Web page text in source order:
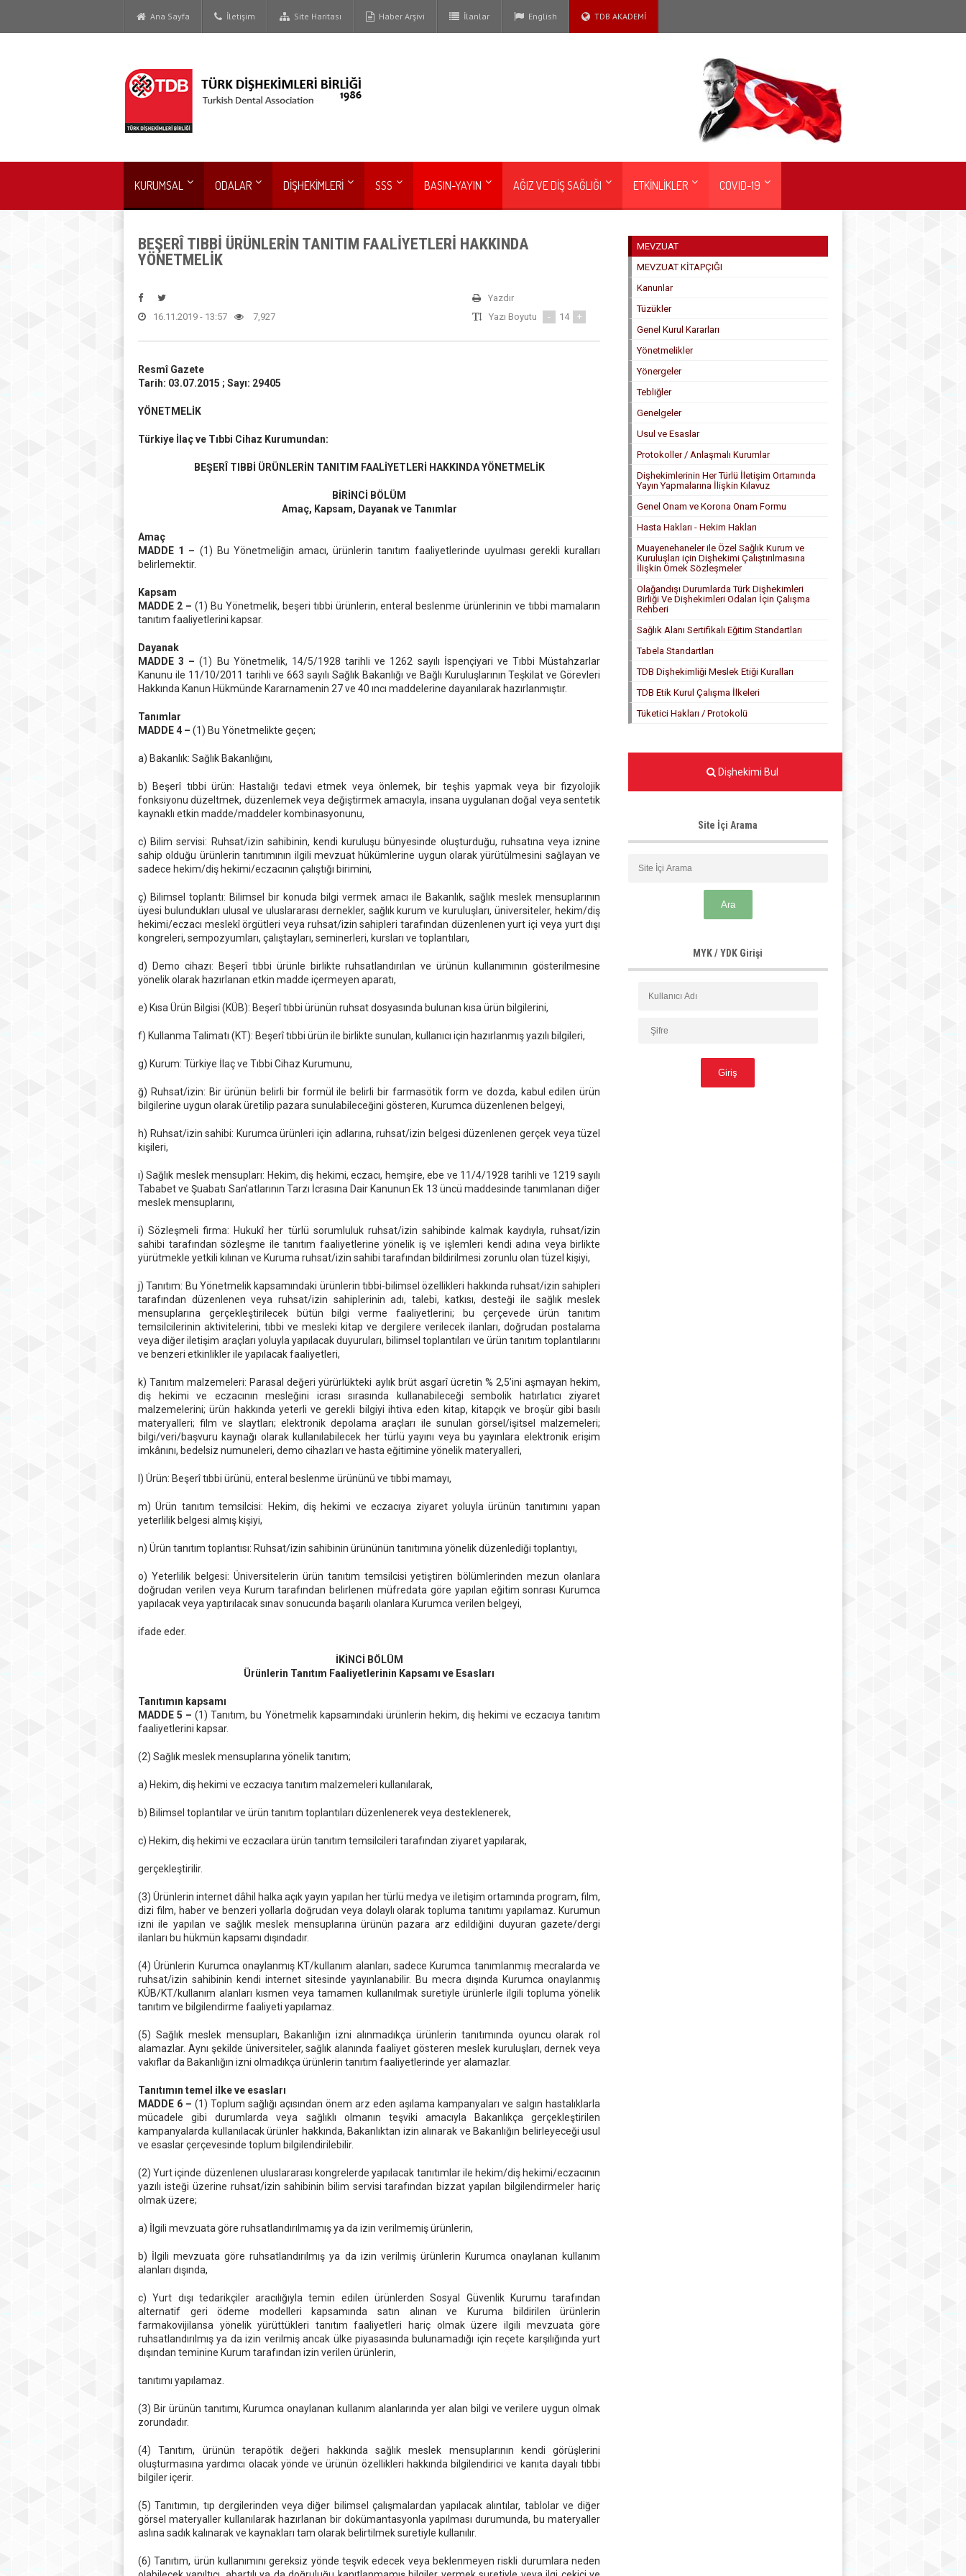
Ana Sayfa İletişim Site Haritası Haber Arşivi İlanlar English TDB AKADEMİ
KURUMSAL ODALAR DİŞHEKİMLERİ SSS BASIN-YAYIN AĞIZ VE DİŞ SAĞLIĞI ETKİNLİKLER COVID-19
BEŞERÎ TIBBİ ÜRÜNLERİN TANITIM FAALİYETLERİ HAKKINDA
YÖNETMELİK
Yazdır
Yazı Boyutu
- 14 +
16.11.2019 - 13:57 7,927
Resmî Gazete
Tarih: 03.07.2015 ; Sayı: 29405
YÖNETMELİK
Türkiye İlaç ve Tıbbi Cihaz Kurumundan:
BEŞERÎ TIBBİ ÜRÜNLERİN TANITIM FAALİYETLERİ HAKKINDA YÖNETMELİK
BİRİNCİ BÖLÜM
Amaç, Kapsam, Dayanak ve Tanımlar
Amaç
MADDE 1 – (1) Bu Yönetmeliğin amacı, ürünlerin tanıtım faaliyetlerinde uyulması gerekli kuralları
belirlemektir.
Kapsam
MADDE 2 – (1) Bu Yönetmelik, beşeri tıbbi ürünlerin, enteral beslenme ürünlerinin ve tıbbi mamaların
tanıtım faaliyetlerini kapsar.
Dayanak
MADDE 3 –(1) Bu Yönetmelik, 14/5/1928 tarihli ve 1262 sayılı İspençiyari ve Tıbbi Müstahzarlar
Kanunu ile 11/10/2011 tarihli ve 663 sayılı Sağlık Bakanlığı ve Bağlı Kuruluşlarının Teşkilat ve Görevleri
Hakkında Kanun Hükmünde Kararnamenin 27 ve 40 ıncı maddelerine dayanılarak hazırlanmıştır.
Tanımlar
MADDE 4 – (1) Bu Yönetmelikte geçen;
a) Bakanlık: Sağlık Bakanlığını,
b) Beşerî tıbbi ürün: Hastalığı tedavi etmek veya önlemek, bir teşhis yapmak veya bir fizyolojik
fonksiyonu düzeltmek, düzenlemek veya değiştirmek amacıyla, insana uygulanan doğal veya sentetik
kaynaklı etkin madde/maddeler kombinasyonunu,
c) Bilim servisi: Ruhsat/izin sahibinin, kendi kuruluşu bünyesinde oluşturduğu, ruhsatına veya iznine
sahip olduğu ürünlerin tanıtımının ilgili mevzuat hükümlerine uygun olarak yürütülmesini sağlayan ve
sadece hekim/diş hekimi/eczacının çalıştığı birimini,
ç) Bilimsel toplantı: Bilimsel bir konuda bilgi vermek amacı ile Bakanlık, sağlık meslek mensuplarının
üyesi bulundukları ulusal ve uluslararası dernekler, sağlık kurum ve kuruluşları, üniversiteler, hekim/diş
hekimi/eczacı meslekî örgütleri veya ruhsat/izin sahipleri tarafından düzenlenen yurt içi veya yurt dışı
kongreleri, sempozyumları, çalıştayları, seminerleri, kursları ve toplantıları,
d) Demo cihazı: Beşerî tıbbi ürünle birlikte ruhsatlandırılan ve ürünün kullanımının gösterilmesine
yönelik olarak hazırlanan etkin madde içermeyen aparatı,
e) Kısa Ürün Bilgisi (KÜB): Beşerî tıbbi ürünün ruhsat dosyasında bulunan kısa ürün bilgilerini,
f) Kullanma Talimatı (KT): Beşerî tıbbi ürün ile birlikte sunulan, kullanıcı için hazırlanmış yazılı bilgileri,
g) Kurum: Türkiye İlaç ve Tıbbi Cihaz Kurumunu,
ğ) Ruhsat/izin: Bir ürünün belirli bir formül ile belirli bir farmasötik form ve dozda, kabul edilen ürün
bilgilerine uygun olarak üretilip pazara sunulabileceğini gösteren, Kurumca düzenlenen belgeyi,
h) Ruhsat/izin sahibi: Kurumca ürünleri için adlarına, ruhsat/izin belgesi düzenlenen gerçek veya tüzel
kişileri,
ı) Sağlık meslek mensupları: Hekim, diş hekimi, eczacı, hemşire, ebe ve 11/4/1928 tarihli ve 1219 sayılı
Tababet ve Şuabatı San’atlarının Tarzı İcrasına Dair Kanunun Ek 13 üncü maddesinde tanımlanan diğer
meslek mensuplarını,
i) Sözleşmeli firma: Hukukî her türlü sorumluluk ruhsat/izin sahibinde kalmak kaydıyla, ruhsat/izin
sahibi tarafından sözleşme ile tanıtım faaliyetlerine yönelik iş ve işlemleri kendi adına veya birlikte
yürütmekle yetkili kılınan ve Kuruma ruhsat/izin sahibi tarafından bildirilmesi zorunlu olan tüzel kişiyi,
j) Tanıtım: Bu Yönetmelik kapsamındaki ürünlerin tıbbi-bilimsel özellikleri hakkında ruhsat/izin sahipleri
tarafından düzenlenen veya ruhsat/izin sahiplerinin adı, talebi, katkısı, desteği ile sağlık meslek
mensuplarına gerçekleştirilecek bütün bilgi verme faaliyetlerini; bu çerçevede ürün tanıtım
temsilcilerinin aktivitelerini, tıbbi ve mesleki kitap ve dergilere verilecek ilanları, doğrudan postalama
veya diğer iletişim araçları yoluyla yapılacak duyuruları, bilimsel toplantıları ve ürün tanıtım toplantılarını
ve benzeri etkinlikler ile yapılacak faaliyetleri,
k) Tanıtım malzemeleri: Parasal değeri yürürlükteki aylık brüt asgarî ücretin % 2,5’ini aşmayan hekim,
diş hekimi ve eczacının mesleğini icrası sırasında kullanabileceği sembolik hatırlatıcı ziyaret
malzemelerini; ürün hakkında yeterli ve gerekli bilgiyi ihtiva eden kitap, kitapçık ve broşür gibi basılı
materyalleri; film ve slaytları; elektronik depolama araçları ile sunulan görsel/işitsel malzemeleri;
bilgi/veri/başvuru kaynağı olarak kullanılabilecek her türlü yayını veya bu yayınlara elektronik erişim
imkânını, bedelsiz numuneleri, demo cihazları ve hasta eğitimine yönelik materyalleri,
l) Ürün: Beşerî tıbbi ürünü, enteral beslenme ürününü ve tıbbi mamayı,
m) Ürün tanıtım temsilcisi: Hekim, diş hekimi ve eczacıya ziyaret yoluyla ürünün tanıtımını yapan
yeterlilik belgesi almış kişiyi,
n) Ürün tanıtım toplantısı: Ruhsat/izin sahibinin ürününün tanıtımına yönelik düzenlediği toplantıyı,
o) Yeterlilik belgesi: Üniversitelerin ürün tanıtım temsilcisi yetiştiren bölümlerinden mezun olanlara
doğrudan verilen veya Kurum tarafından belirlenen müfredata göre yapılan eğitim sonrası Kurumca
yapılacak veya yaptırılacak sınav sonucunda başarılı olanlara Kurumca verilen belgeyi,
ifade eder.
İKİNCİ BÖLÜM
Ürünlerin Tanıtım Faaliyetlerinin Kapsamı ve Esasları
Tanıtımın kapsamı
MADDE 5 – (1) Tanıtım, bu Yönetmelik kapsamındaki ürünlerin hekim, diş hekimi ve eczacıya tanıtım
faaliyetlerini kapsar.
(2) Sağlık meslek mensuplarına yönelik tanıtım;
a) Hekim, diş hekimi ve eczacıya tanıtım malzemeleri kullanılarak,
b) Bilimsel toplantılar ve ürün tanıtım toplantıları düzenlenerek veya desteklenerek,
c) Hekim, diş hekimi ve eczacılara ürün tanıtım temsilcileri tarafından ziyaret yapılarak,
gerçekleştirilir.
(3) Ürünlerin internet dâhil halka açık yayın yapılan her türlü medya ve iletişim ortamında program, film,
dizi film, haber ve benzeri yollarla doğrudan veya dolaylı olarak topluma tanıtımı yapılamaz. Kurumun
izni ile yapılan ve sağlık meslek mensuplarına ürünün pazara arz edildiğini duyuran gazete/dergi
ilanları bu hükmün kapsamı dışındadır.
(4) Ürünlerin Kurumca onaylanmış KT/kullanım alanları, sadece Kurumca tanımlanmış mecralarda ve
ruhsat/izin sahibinin kendi internet sitesinde yayınlanabilir. Bu mecra dışında Kurumca onaylanmış
KÜB/KT/kullanım alanları kısmen veya tamamen kullanılmak suretiyle ürünlerle ilgili topluma yönelik
tanıtım ve bilgilendirme faaliyeti yapılamaz.
(5) Sağlık meslek mensupları, Bakanlığın izni alınmadıkça ürünlerin tanıtımında oyuncu olarak rol
alamazlar. Aynı şekilde üniversiteler, sağlık alanında faaliyet gösteren meslek kuruluşları, dernek veya
vakıflar da Bakanlığın izni olmadıkça ürünlerin tanıtım faaliyetlerinde yer alamazlar.
Tanıtımın temel ilke ve esasları
MADDE 6 – (1) Toplum sağlığı açısından önem arz eden aşılama kampanyaları ve salgın hastalıklarla
mücadele gibi durumlarda veya sağlıklı olmanın teşviki amacıyla Bakanlıkça gerçekleştirilen
kampanyalarda kullanılacak ürünler hakkında, Bakanlıktan izin alınarak ve Bakanlığın belirleyeceği usul
ve esaslar çerçevesinde toplum bilgilendirilebilir.
(2) Yurt içinde düzenlenen uluslararası kongrelerde yapılacak tanıtımlar ile hekim/diş hekimi/eczacının
yazılı isteği üzerine ruhsat/izin sahibinin bilim servisi tarafından bizzat yapılan bilgilendirmeler hariç
olmak üzere;
a) İlgili mevzuata göre ruhsatlandırılmamış ya da izin verilmemiş ürünlerin,
b) İlgili mevzuata göre ruhsatlandırılmış ya da izin verilmiş ürünlerin Kurumca onaylanan kullanım
alanları dışında,
c) Yurt dışı tedarikçiler aracılığıyla temin edilen ürünlerden Sosyal Güvenlik Kurumu tarafından
alternatif geri ödeme modelleri kapsamında satın alınan ve Kuruma bildirilen ürünlerin
farmakovijilansa yönelik yürüttükleri tanıtım faaliyetleri hariç olmak üzere ilgili mevzuata göre
ruhsatlandırılmış ya da izin verilmiş ancak ülke piyasasında bulunamadığı için reçete karşılığında yurt
dışından teminine Kurum tarafından izin verilen ürünlerin,
tanıtımı yapılamaz.
(3) Bir ürünün tanıtımı, Kurumca onaylanan kullanım alanlarında yer alan bilgi ve verilere uygun olmak
zorundadır.
(4) Tanıtım, ürünün terapötik değeri hakkında sağlık meslek mensuplarının kendi görüşlerini
oluşturmasına yardımcı olacak yönde ve ürünün özellikleri hakkında bilgilendirici ve kanıta dayalı tıbbi
bilgiler içerir.
(5) Tanıtımın, tıp dergilerinden veya diğer bilimsel çalışmalardan yapılacak alıntılar, tablolar ve diğer
görsel materyaller kullanılarak hazırlanan bir dokümantasyonla yapılması durumunda, bu materyaller
aslına sadık kalınarak ve kaynakları tam olarak belirtilmek suretiyle kullanılır.
(6) Tanıtım, ürün kullanımını gereksiz yönde teşvik edecek veya beklenmeyen riskli durumlara neden
MEVZUAT
MEVZUAT KİTAPÇIĞI
Kanunlar
Tüzükler
Genel Kurul Kararları
Yönetmelikler
Yönergeler
Tebliğler
Genelgeler
Usul ve Esaslar
Protokoller / Anlaşmalı Kurumlar
Dişhekimlerinin Her Türlü İletişim Ortamında
Yayın Yapmalarına İlişkin Kılavuz
Genel Onam ve Korona Onam Formu
Hasta Hakları - Hekim Hakları
Muayenehaneler ile Özel Sağlık Kurum ve
Kuruluşları için Dişhekimi Çalıştırılmasına
İlişkin Örnek Sözleşmeler
Olağandışı Durumlarda Türk Dişhekimleri
Birliği Ve Dişhekimleri Odaları İçin Çalışma
Rehberi
Sağlık Alanı Sertifikalı Eğitim Standartları
Tabela Standartları
TDB Dişhekimliği Meslek Etiği Kuralları
TDB Etik Kurul Çalışma İlkeleri
Tüketici Hakları / Protokolü
Dişhekimi Bul
Site İçi Arama
MYK / YDK Girişi